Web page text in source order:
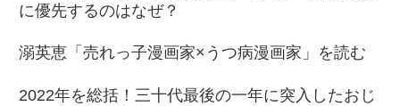
に優先するのはなぜ？
溺英恵「売れっ子漫画家×うつ病漫画家」を読む
2022年を総括！三十代最後の一年に突入したおじ